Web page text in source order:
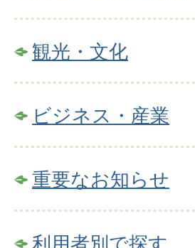
観光・文化
ビジネス・産業
重要なお知らせ
利用者別で探す